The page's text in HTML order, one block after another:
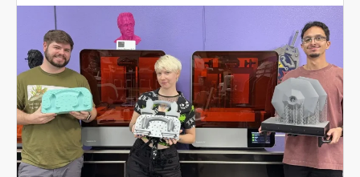
Giới Thiệu
Trang Chủ
Sản Phẩm
Máy In 3D Để Bàn Formlabs U.S.
Máy In 3D SLA Công Nghiệp